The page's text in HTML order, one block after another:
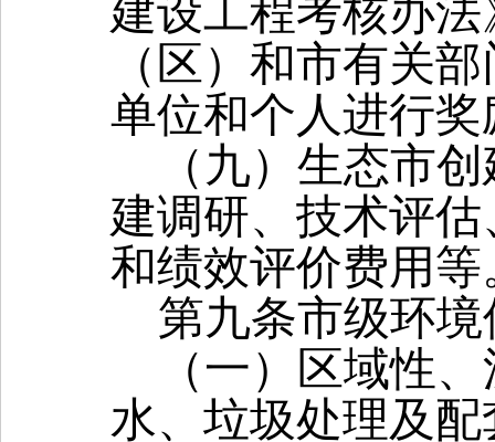
建设工程考核办
（区）和市有关
单位和个人进行奖
（九）生态市
建调研、技术评
和绩效评价费用等
第九条市级环
（一）区域性
水、垃圾处理及